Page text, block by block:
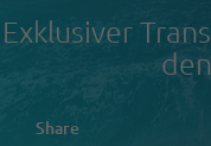
Exklusiver
Share